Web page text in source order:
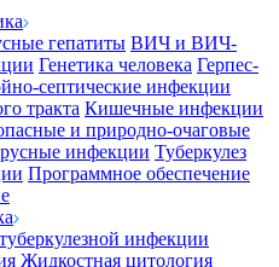
гепатиты ВИЧ и ВИЧ-
Генетика человека Герпес-
септические инфекции
тракта Кишечные инфекции
и природно-очаговые
инфекции Туберкулез
Программное обеспечение
инфекции
Жидкостная цитология